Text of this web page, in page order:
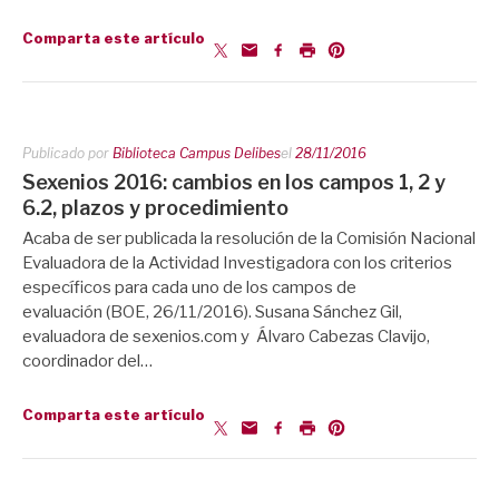
Comparta este artículo
Publicado por Biblioteca Campus Delibesel 28/11/2016
Sexenios 2016: cambios en los campos 1, 2 y
6.2, plazos y procedimiento
Acaba de ser publicada la resolución de la Comisión Nacional
Evaluadora de la Actividad Investigadora con los criterios
específicos para cada uno de los campos de
evaluación (BOE, 26/11/2016). Susana Sánchez Gil,
evaluadora de sexenios.com y Álvaro Cabezas Clavijo,
coordinador del…
Comparta este artículo